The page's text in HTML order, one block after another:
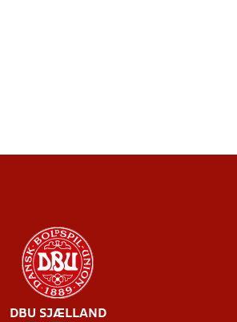
DBU SJÆLLAND